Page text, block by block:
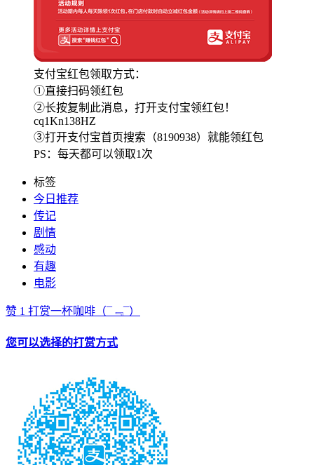
支付宝红包领取方式：
①直接扫码领红包
②长按复制此消息，打开支付宝领红包！
cq1Kn138HZ
③打开支付宝首页搜索（8190938）就能领红包
PS：每天都可以领取1次
标签
今日推荐
传记
剧情
感动
有趣
电影
赞 1 打赏一杯咖啡 （¯﹃¯）
您可以选择的打赏方式